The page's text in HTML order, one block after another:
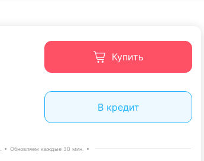
Купить
В кредит
Обновляем каждые 30 мин.